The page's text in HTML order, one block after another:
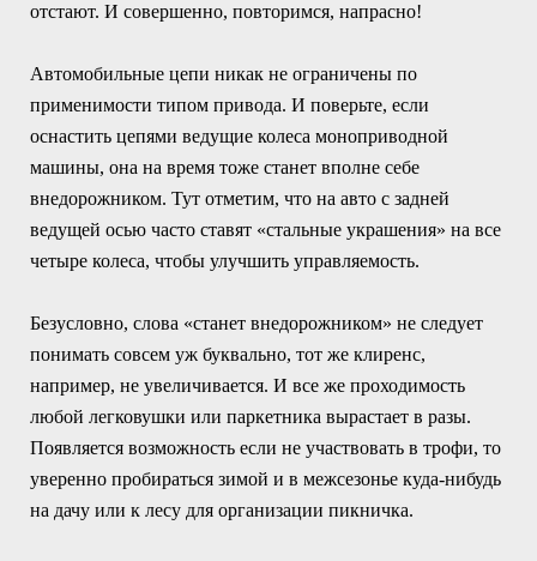
отстают. И совершенно, повторимся, напрасно!
Автомобильные цепи никак не ограничены по
применимости типом привода. И поверьте, если
оснастить цепями ведущие колеса моноприводной
машины, она на время тоже станет вполне себе
внедорожником. Тут отметим, что на авто с задней
ведущей осью часто ставят «стальные украшения» на все
четыре колеса, чтобы улучшить управляемость.
Безусловно, слова «станет внедорожником» не следует
понимать совсем уж буквально, тот же клиренс,
например, не увеличивается. И все же проходимость
любой легковушки или паркетника вырастает в разы.
Появляется возможность если не участвовать в трофи, то
уверенно пробираться зимой и в межсезонье куда-нибудь
на дачу или к лесу для организации пикничка.